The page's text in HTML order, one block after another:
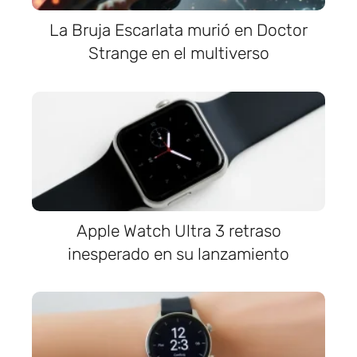
La Bruja Escarlata murió en Doctor
Strange en el multiverso
Apple Watch Ultra 3 retraso
inesperado en su lanzamiento